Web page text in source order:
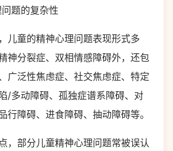
的复杂性
童的精神心理问题表现形式多
神分裂症、双相情感障碍外，还包
广泛性焦虑症、社交焦虑症、特定
/多动障碍、孤独症谱系障碍、对
行障碍、进食障碍、抽动障碍等。
部分儿童精神心理问题常被误认